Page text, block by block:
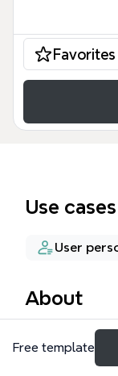
Favorites
Use cases
User
About
Este mapa
analiza 8 tipos
Free template